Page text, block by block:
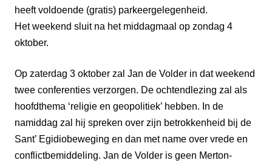
heeft voldoende (gratis) parkeergelegenheid.
Het weekend sluit na het middagmaal op zondag 4
oktober.
Op zaterdag 3 oktober zal Jan de Volder in dat weekend
twee conferenties verzorgen. De ochtendlezing zal als
hoofdthema ‘religie en geopolitiek’ hebben. In de
namiddag zal hij spreken over zijn betrokkenheid bij de
Sant’ Egidiobeweging en dan met name over vrede en
conflictbemiddeling. Jan de Volder is geen Merton-